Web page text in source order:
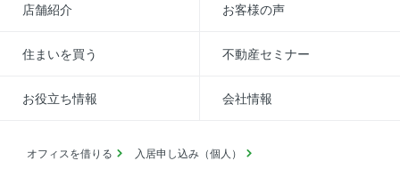
店舗紹介 お客様の声
住まいを買う 不動産セミナー
お役立ち情報 会社情報
オフィスを借りる
入居申し込み（個人）